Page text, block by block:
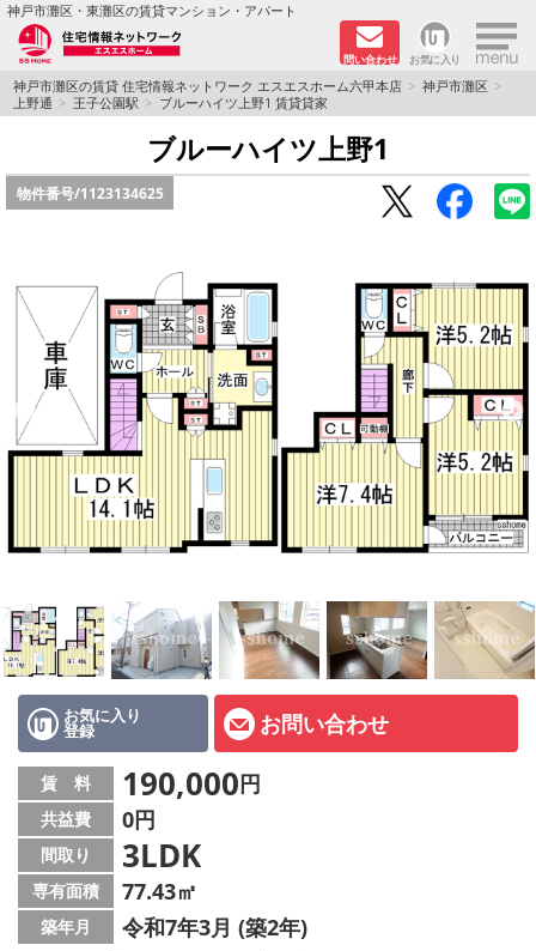
神戸市灘区・東灘区の賃貸マンション・アパート
問い合わせ お気に入り ×
TOPページ
学生さん向け物件
ペット飼育可物件
路線·駅から探す
地域から探す
地図から探す
店舗情報·アクセス
会社概要
メールでお問い合わせ
神戸市灘区の賃貸 住宅情報ネットワーク エスエスホーム六甲本店
神戸市灘区
上野通
王子公園駅 ブルーハイツ上野1 賃貸貸家
ブルーハイツ上野1
物件番号/1123134625
お気に入り
登録 お問い合わせ
賃 料 190,000円
共益費 0円
間取り 3LDK
専有面積 77.43㎡
築年月 令和7年3月 (築2年)